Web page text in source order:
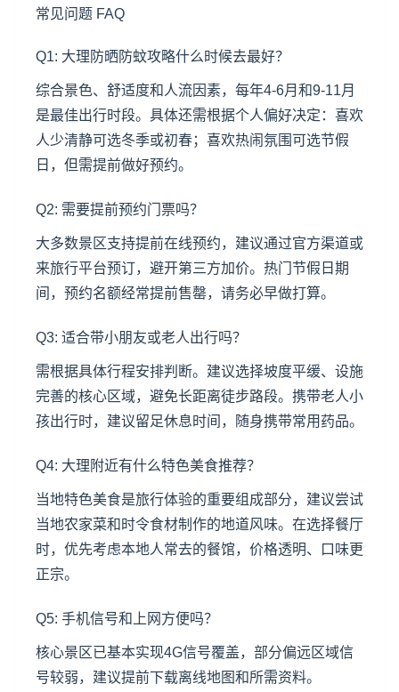
常见问题 FAQ
Q1: 大理防晒防蚊攻略什么时候去最好？
综合景色、舒适度和人流因素，每年4-6月和9-11月
是最佳出行时段。具体还需根据个人偏好决定：喜欢
人少清静可选冬季或初春；喜欢热闹氛围可选节假
日，但需提前做好预约。
Q2: 需要提前预约门票吗？
大多数景区支持提前在线预约，建议通过官方渠道或
来旅行平台预订，避开第三方加价。热门节假日期
间，预约名额经常提前售罄，请务必早做打算。
Q3: 适合带小朋友或老人出行吗？
需根据具体行程安排判断。建议选择坡度平缓、设施
完善的核心区域，避免长距离徒步路段。携带老人小
孩出行时，建议留足休息时间，随身携带常用药品。
Q4: 大理附近有什么特色美食推荐？
当地特色美食是旅行体验的重要组成部分，建议尝试
当地农家菜和时令食材制作的地道风味。在选择餐厅
时，优先考虑本地人常去的餐馆，价格透明、口味更
正宗。
Q5: 手机信号和上网方便吗？
核心景区已基本实现4G信号覆盖，部分偏远区域信
号较弱，建议提前下载离线地图和所需资料。